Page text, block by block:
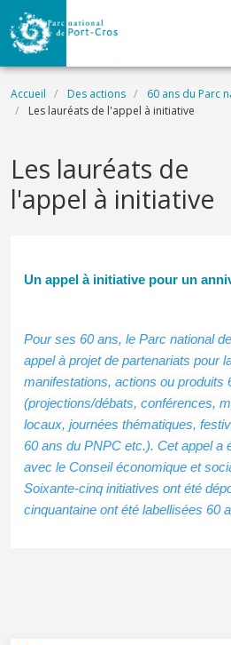
Aller au contenu principal
Fil d'Ariane
Accueil Des actions
60 ans du Parc
Les lauréats de l'appel à initiative
Les lauréats de
l'appel à initiative
Un appel à initiative pour un
Pour ses 60 ans, le Parc national
appel à projet de partenariats pour
manifestations, actions ou produits
(projections/débats, conférences,
locaux, journées thématiques,
60 ans du PNPC etc.). Cet appel a
avec le Conseil économique et
Soixante-cinq initiatives ont été
cinquantaine ont été labellisées 60